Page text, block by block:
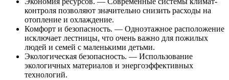
контроля позволяют значительно снизить расходы на
отопление и охлаждение.
Комфорт и безопасность. — Одноэтажное расположение
исключает лестницы, что очень важно для пожилых
людей и семей с маленькими детьми.
Экологическая безопасность. — Использование
экологичных материалов и энергоэффективных
технологий.